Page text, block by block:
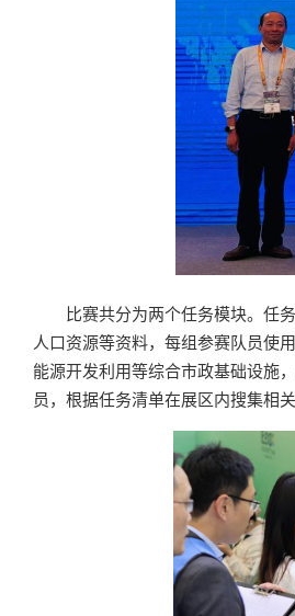
比赛共分为两个任务模块。任
人口资源等资料，每组参赛队员使
能源开发利用等综合市政基础设施
员，根据任务清单在展区内搜集相